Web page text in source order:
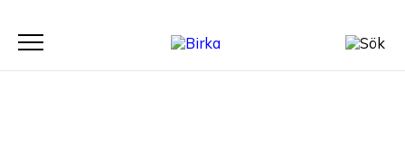
Meny